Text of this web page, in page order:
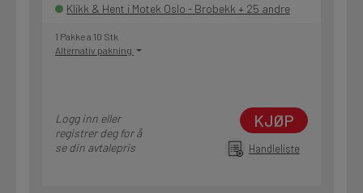
Klikk & Hent i Motek Oslo - Brobekk + 25 andre
1 Pakke a 10 Stk
Alternativ pakning
Logg inn eller
registrer deg for å
se din avtalepris
KJØP
Handleliste